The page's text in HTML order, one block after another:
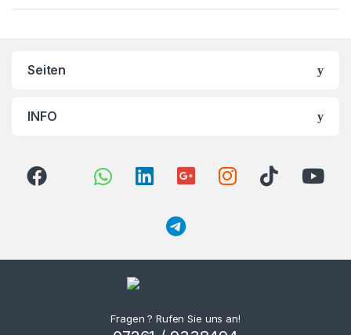
Seiten
INFO
Fragen ? Rufen Sie uns an!